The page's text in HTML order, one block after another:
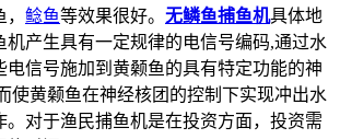
鲶鱼等效果很好。 无鳞鱼捕鱼机具体地
机产生具有一定规律的电信号编码,通过水
电信号施加到黄颡鱼的具有特定功能的神
使黄颡鱼在神经核团的控制下实现冲出水
。对于渔民捕鱼机是在投资方面，投资需